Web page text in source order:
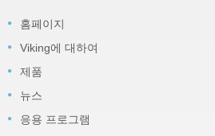
홈페이지
Viking에 대하여
제품
뉴스
응용 프로그램